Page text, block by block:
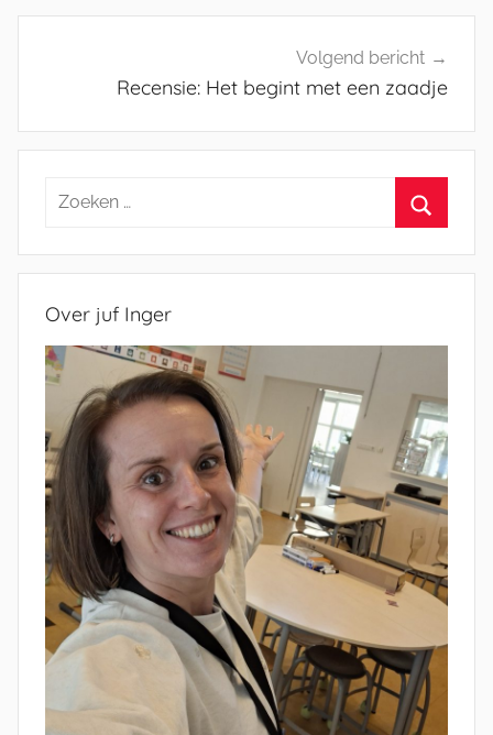
Volgend bericht
Recensie: Het begint met een zaadje
Zoeken
Over juf Inger